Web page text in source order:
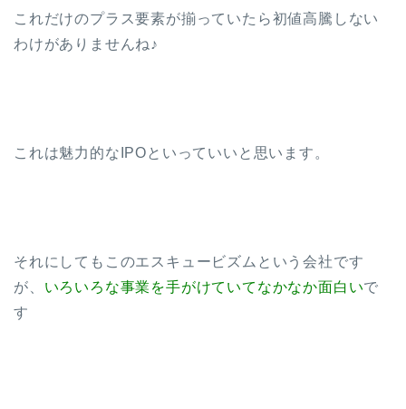
これだけのプラス要素が揃っていたら初値高騰しない
わけがありませんね♪
これは魅力的なIPOといっていいと思います。
それにしてもこのエスキュービズムという会社です
が、 いろいろな事業を手がけていてなかなか面白いで
す